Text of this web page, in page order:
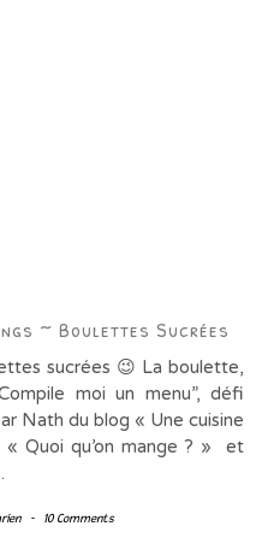
~ Boulettes Sucrées
sucrées 😉 La boulette,
moi un menu”, défi
Nath du blog « Une cuisine
Quoi qu’on mange ? » et
- 10 Comments